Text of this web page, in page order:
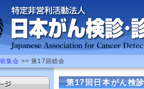
集会 >> 第17回総会
第17回日本がん検